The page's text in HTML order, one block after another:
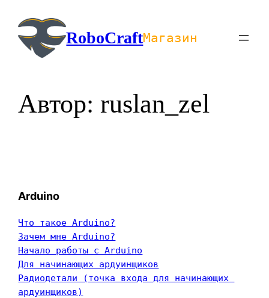
содержимомуRoboCraftМагазин
Автор:ruslan_zel
Arduino
Что такое Arduino?
Зачем мне Arduino?
Начало работы с Arduino
Для начинающих ардуинщиков
Радиодетали (точка входа для начинающих
ардуинщиков)